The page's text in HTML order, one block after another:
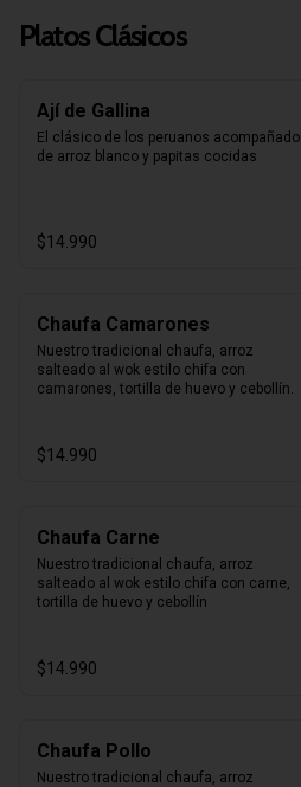
Platos Clásicos
Ají de Gallina
El clásico de los peruanos acompañado
de arroz blanco y papitas cocidas
$14.990
Chaufa Camarones
Nuestro tradicional chaufa, arroz
salteado al wok estilo chifa con
camarones, tortilla de huevo y cebollín.
$14.990
Chaufa Carne
Nuestro tradicional chaufa, arroz
salteado al wok estilo chifa con carne,
tortilla de huevo y cebollín
$14.990
Chaufa Pollo
Nuestro tradicional chaufa, arroz